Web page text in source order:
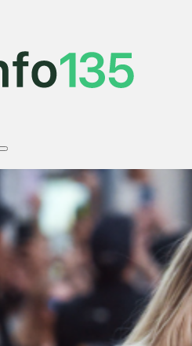
Search